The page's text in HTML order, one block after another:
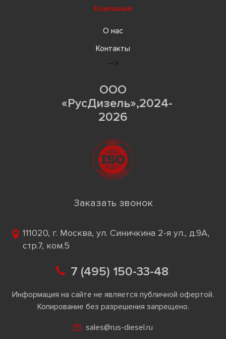
Компания
О нас
Контакты
-->
ООО
«РусДизель»,2024-
2026
Заказать звонок
111020, г. Москва, ул. Синичкина 2-я ул., д.9А,
стр.7, ком.5
7 (495) 150-33-48
Информация на сайте не является публичной офертой.
Копирование без разрешения запрещено.
sales@rus-diesel.ru